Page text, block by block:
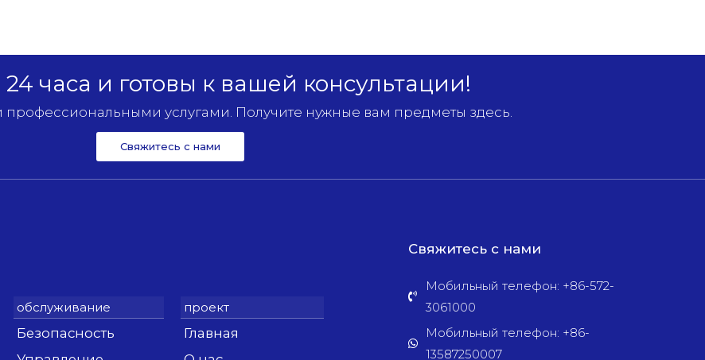
часа и готовы к вашей консультации!
услугами. Получите нужные вам предметы здесь.
Свяжитесь с нами
Безопасность
Главная
Свяжитесь с нами
Мобильный телефон: +86-572-
3061000
Мобильный телефон: +86-
13587250007